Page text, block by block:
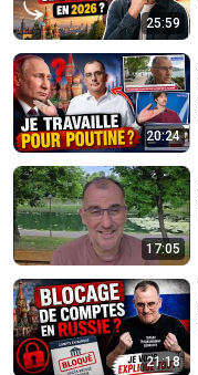
25:59
20:24
17:05
21:18